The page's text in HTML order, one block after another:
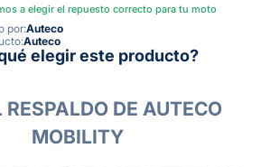
a elegir el repuesto correcto para tu moto
por:Auteco
Auteco
elegir este producto?
RESPALDO DE AUTECO
MOBILITY